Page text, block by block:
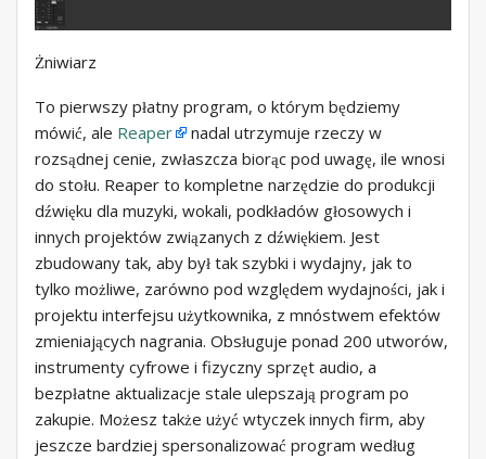
Żniwiarz
To pierwszy płatny program, o którym będziemy
mówić, ale Reaper
nadal utrzymuje rzeczy w
rozsądnej cenie, zwłaszcza biorąc pod uwagę, ile wnosi
do stołu. Reaper to kompletne narzędzie do produkcji
dźwięku dla muzyki, wokali, podkładów głosowych i
innych projektów związanych z dźwiękiem. Jest
zbudowany tak, aby był tak szybki i wydajny, jak to
tylko możliwe, zarówno pod względem wydajności, jak i
projektu interfejsu użytkownika, z mnóstwem efektów
zmieniających nagrania. Obsługuje ponad 200 utworów,
instrumenty cyfrowe i fizyczny sprzęt audio, a
bezpłatne aktualizacje stale ulepszają program po
zakupie. Możesz także użyć wtyczek innych firm, aby
jeszcze bardziej spersonalizować program według